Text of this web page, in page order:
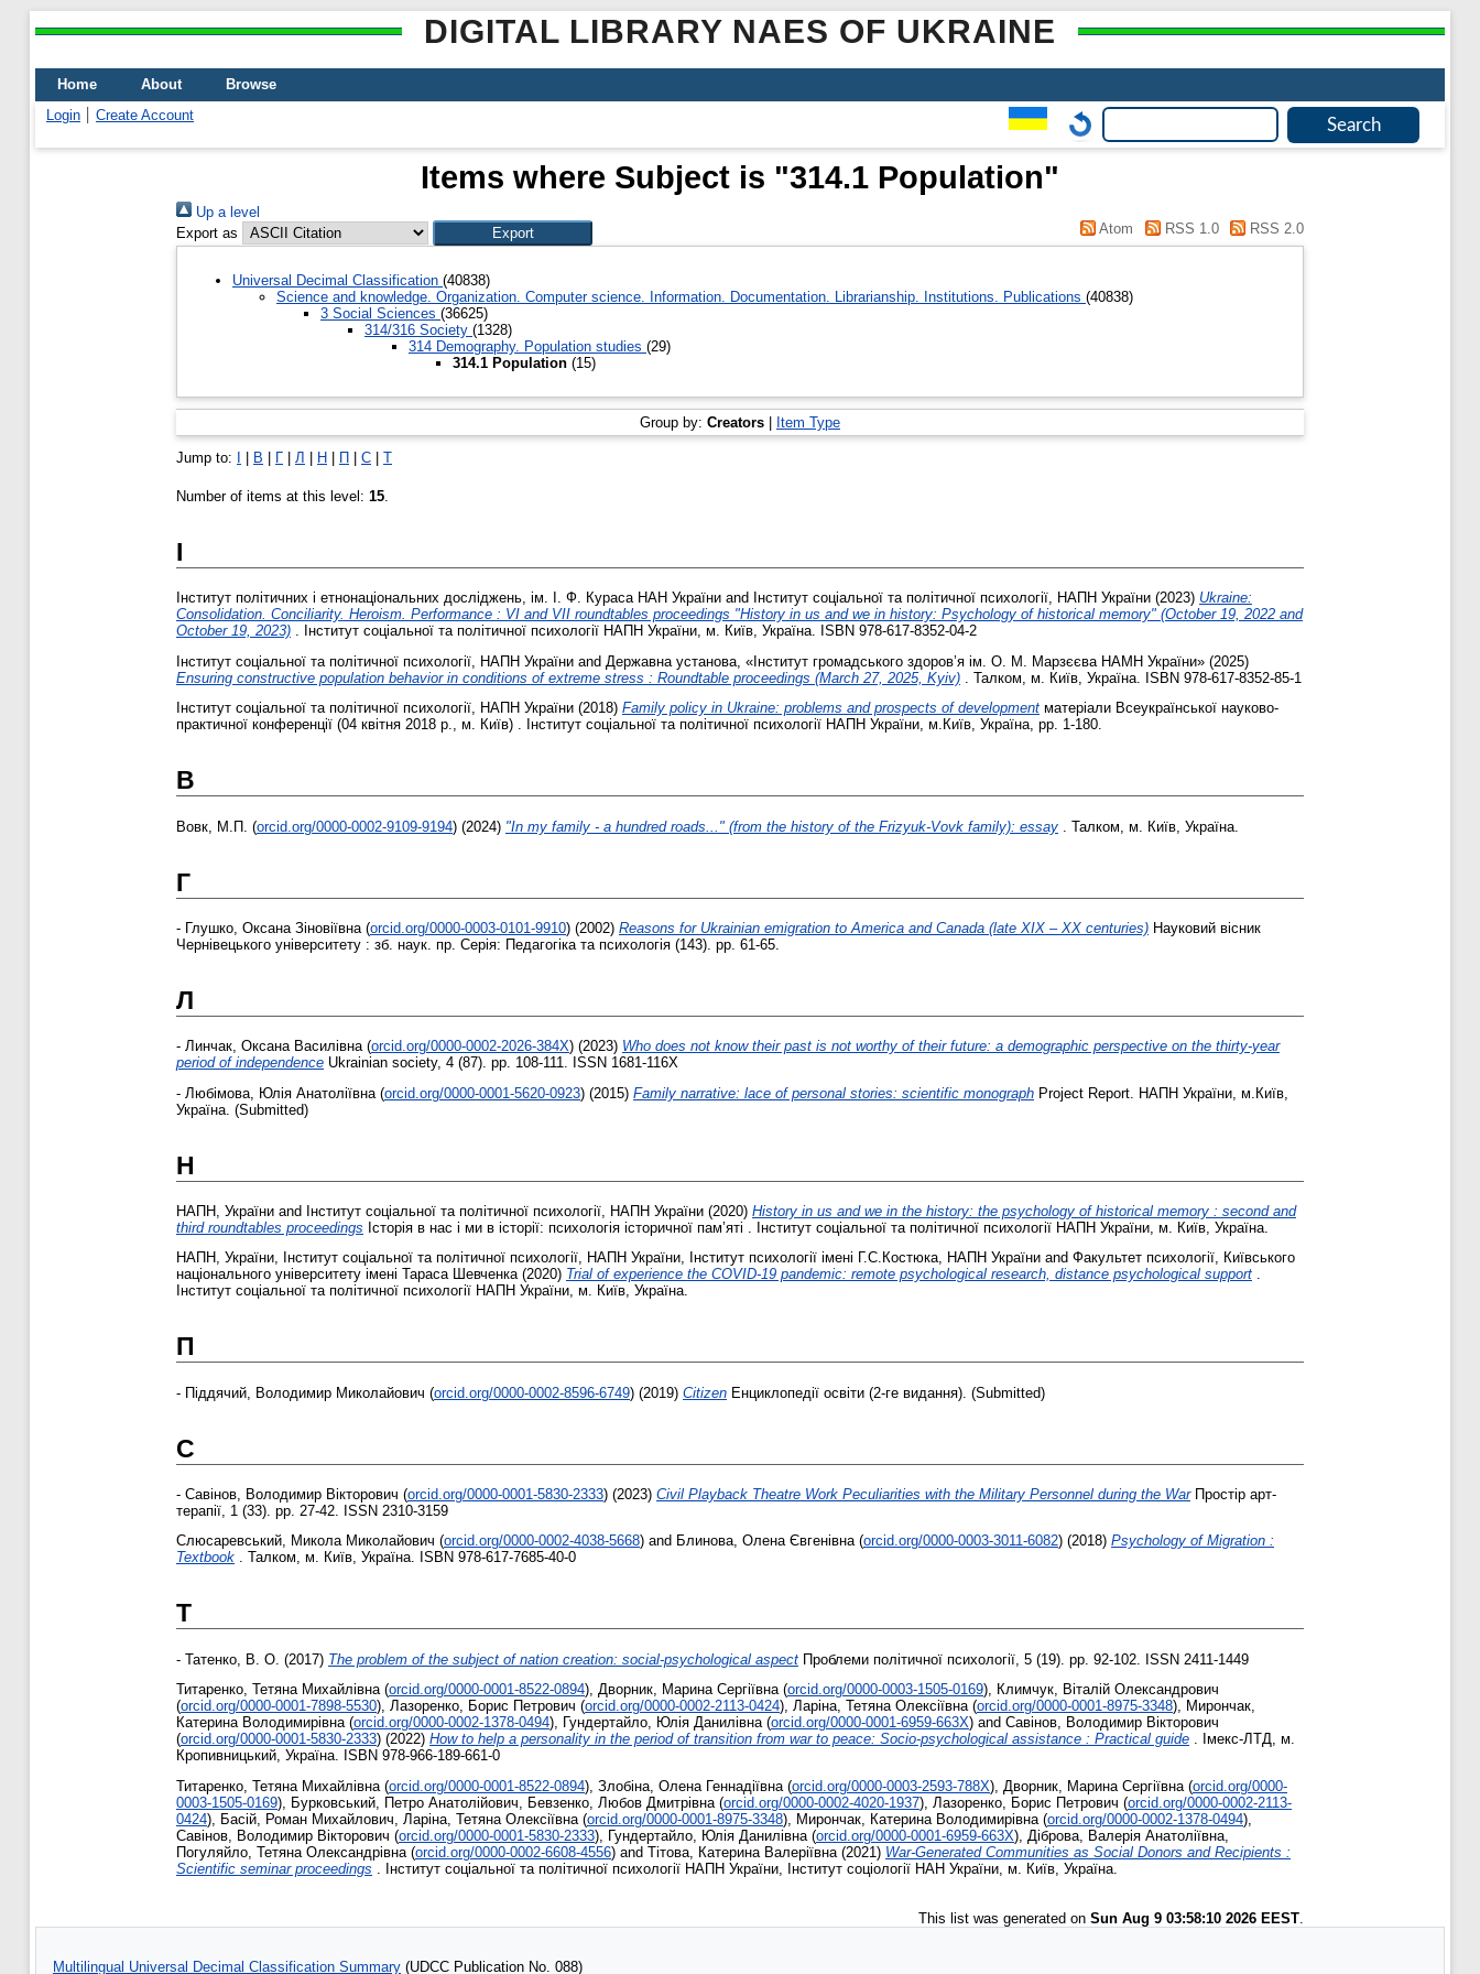
DIGITAL LIBRARY NAES OF UKRAINE
Home About
Browse
Login
Create Account
Items where Subject is "314.1 Population"
Up a level
Export as
Atom RSS 1.0 RSS 2.0
Universal Decimal Classification (40838)
Science and knowledge. Organization. Computer science. Information. Documentation. Librarianship. Institutions. Publications (40838)
3 Social Sciences (36625)
314/316 Society (1328)
314 Demography. Population studies (29)
314.1 Population (15)
Group by: Creators | Item Type
Jump to: І | В | Г | Л | Н | П | С | Т
Number of items at this level: 15
І
Інститут політичних і етнонаціональних досліджень, ім. І. Ф. Кураса НАН України and Інститут соціальної та політичної психології, НАПН України (2023) Ukraine:
Consolidation. Conciliarity. Heroism. Performance : VI and VII roundtables proceedings "History in us and we in history: Psychology of historical memory" (October 19, 2022 and
October 19, 2023) . Інститут соціальної та політичної психології НАПН України, м. Київ, Україна. ISBN 978-617-8352-04-2
Інститут соціальної та політичної психології, НАПН України and Державна установа, «Інститут громадського здоров’я ім. О. М. Марзєєва НАМН України» (2025)
Ensuring constructive population behavior in conditions of extreme stress : Roundtable proceedings (March 27, 2025, Kyiv) . Талком, м. Київ, Україна. ISBN 978-617-8352-85-1
Інститут соціальної та політичної психології, НАПН України (2018) Family policy in Ukraine: problems and prospects of development матеріали Всеукраїнської науково-
практичної конференції (04 квітня 2018 р., м. Київ) . Інститут соціальної та політичної психології НАПН України, м.Київ, Україна, pp. 1-180.
В
Вовк, М.П. (orcid.org/0000-0002-9109-9194) (2024) "In my family - a hundred roads..." (from the history of the Frizyuk-Vovk family): essay . Талком, м. Київ, Україна.
Г
- Глушко, Оксана Зіновіївна (orcid.org/0000-0003-0101-9910) (2002) Reasons for Ukrainian emigration to America and Canada (late XIX – XX centuries) Науковий вісник
Чернівецького університету : зб. наук. пр. Серія: Педагогіка та психологія (143). pp. 61-65.
Л
- Линчак, Оксана Василівна (orcid.org/0000-0002-2026-384X) (2023) Who does not know their past is not worthy of their future: a demographic perspective on the thirty-year
period of independence Ukrainian society, 4 (87). pp. 108-111. ISSN 1681-116X
- Любімова, Юлія Анатоліївна (orcid.org/0000-0001-5620-0923) (2015) Family narrative: lace of personal stories: scientific monograph Project Report. НАПН України, м.Київ,
Україна. (Submitted)
Н
НАПН, України and Інститут соціальної та політичної психології, НАПН України (2020) History in us and we in the history: the psychology of historical memory : second and
third roundtables proceedings Історія в нас і ми в історії: психологія історичної пам’яті . Інститут соціальної та політичної психології НАПН України, м. Київ, Україна.
НАПН, України, Інститут соціальної та політичної психології, НАПН України, Інститут психології імені Г.С.Костюка, НАПН України and Факультет психології, Київського
національного університету імені Тараса Шевченка(2020) Trial of experience the COVID-19 pandemic: remote psychological research, distance psychological support .
Інститут соціальної та політичної психології НАПН України, м. Київ, Україна.
П
- Піддячий, Володимир Миколайович (orcid.org/0000-0002-8596-6749) (2019) Citizen Енциклопедії освіти (2-ге видання). (Submitted)
С
- Савінов, Володимир Вікторович (orcid.org/0000-0001-5830-2333) (2023) Civil Playback Theatre Work Peculiarities with the Military Personnel during the WarПростір арт-
терапії, 1 (33). pp. 27-42. ISSN 2310-3159
Слюсаревський, Микола Миколайович (orcid.org/0000-0002-4038-5668) and Блинова, Олена Євгенівна (orcid.org/0000-0003-3011-6082) (2018) Psychology of Migration :
Textbook . Талком, м. Київ, Україна. ISBN 978-617-7685-40-0
Т
- Татенко, В. О. (2017) The problem of the subject of nation creation: social-psychological aspect Проблеми політичної психології, 5 (19). pp. 92-102. ISSN 2411-1449
Титаренко, Тетяна Михайлівна (orcid.org/0000-0001-8522-0894), Дворник, Марина Сергіївна (orcid.org/0000-0003-1505-0169), Климчук, Віталій Олександрович
(orcid.org/0000-0001-7898-5530), Лазоренко, Борис Петрович (orcid.org/0000-0002-2113-0424), Ларіна, Тетяна Олексіївна (orcid.org/0000-0001-8975-3348), Мирончак,
Катерина Володимирівна (orcid.org/0000-0002-1378-0494), Гундертайло, Юлія Данилівна (orcid.org/0000-0001-6959-663X) and Савінов, Володимир Вікторович
(orcid.org/0000-0001-5830-2333) (2022) How to help a personality in the period of transition from war to peace: Socio-psychological assistance : Practical guide . Імекс-ЛТД, м.
Кропивницький, Україна. ISBN 978-966-189-661-0
Титаренко, Тетяна Михайлівна (orcid.org/0000-0001-8522-0894), Злобіна, Олена Геннадіївна (orcid.org/0000-0003-2593-788X), Дворник, Марина Сергіївна (orcid.org/0000-
0003-1505-0169), Бурковський, Петро Анатолійович, Бевзенко, Любов Дмитрівна (orcid.org/0000-0002-4020-1937), Лазоренко, Борис Петрович (orcid.org/0000-0002-2113-
0424), Басій, Роман Михайлович, Ларіна, Тетяна Олексіївна (orcid.org/0000-0001-8975-3348), Мирончак, Катерина Володимирівна (orcid.org/0000-0002-1378-0494),
Савінов, Володимир Вікторович (orcid.org/0000-0001-5830-2333), Гундертайло, Юлія Данилівна (orcid.org/0000-0001-6959-663X), Діброва, Валерія Анатоліївна,
Погуляйло, Тетяна Олександрівна (orcid.org/0000-0002-6608-4556) and Тітова, Катерина Валеріївна(2021) War-Generated Communities as Social Donors and Recipients :
Scientific seminar proceedings . Інститут соціальної та політичної психології НАПН України, Інститут соціології НАН України, м. Київ, Україна.
This list was generated on Sun Aug 9 03:58:10 2026 EEST.
Multilingual Universal Decimal Classification Summary (UDCC Publication No. 088)